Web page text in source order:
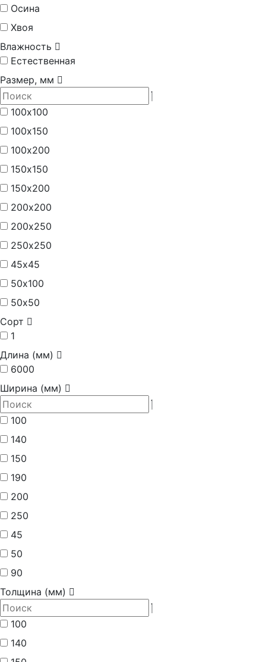
Осина
Хвоя
Влажность
Естественная
Размер, мм
100х100
100х150
100х200
150х150
150х200
200х200
200х250
250х250
45х45
50х100
50х50
Сорт
1
Длина (мм)
6000
Ширина (мм)
100
140
150
190
200
250
45
50
90
Толщина (мм)
100
140